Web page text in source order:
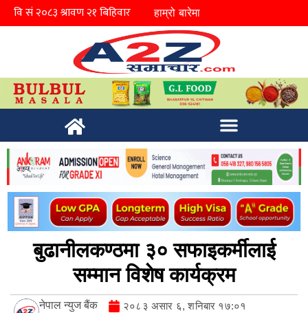
हाम्रो बारेमा
बुढानीलकण्ठमा ३० सफाइकर्मीलाई
सम्मान विशेष कार्यक्रम
नेपाल न्युज बैंक २०८३ असार ६, शनिबार १७:०१